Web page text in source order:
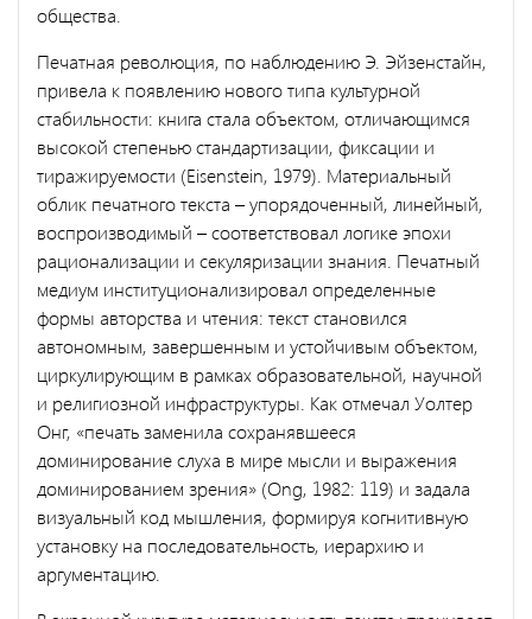
общества.
Печатная революция, по наблюдению Э. Эйзенстaйн,
привела к появлению нового типа культурной
стабильности: книга стала объектом, отличающимся
высокой степенью стандартизации, фиксации и
тиражируемости (Eisenstein, 1979). Материальный
облик печатного текста – упорядоченный, линейный,
воспроизводимый – соответствовал логике эпохи
рационализации и секуляризации знания. Печатный
медиум институционализировал определенные
формы авторства и чтения: текст становился
автономным, завершенным и устойчивым объектом,
циркулирующим в рамках образовательной, научной
и религиозной инфраструктуры. Как отмечал Уолтер
Онг, «печать заменила сохранявшееся
доминирование слуха в мире мысли и выражения
доминированием зрения» (Ong, 1982: 119) и задала
визуальный код мышления, формируя когнитивную
установку на последовательность, иерархию и
аргументацию.